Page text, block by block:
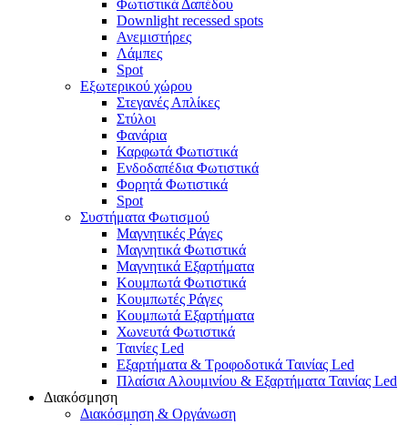
Φωτιστικά Δαπέδου
Downlight recessed spots
Ανεμιστήρες
Λάμπες
Spot
Εξωτερικού χώρου
Στεγανές Απλίκες
Στύλοι
Φανάρια
Καρφωτά Φωτιστικά
Ενδοδαπέδια Φωτιστικά
Φορητά Φωτιστικά
Spot
Συστήματα Φωτισμού
Μαγνητικές Ράγες
Μαγνητικά Φωτιστικά
Μαγνητικά Εξαρτήματα
Κουμπωτά Φωτιστικά
Κουμπωτές Ράγες
Κουμπωτά Εξαρτήματα
Χωνευτά Φωτιστικά
Ταινίες Led
Εξαρτήματα & Τροφοδοτικά Ταινίας Led
Πλαίσια Αλουμινίου & Εξαρτήματα Ταινίας Led
Διακόσμηση
Διακόσμηση & Οργάνωση